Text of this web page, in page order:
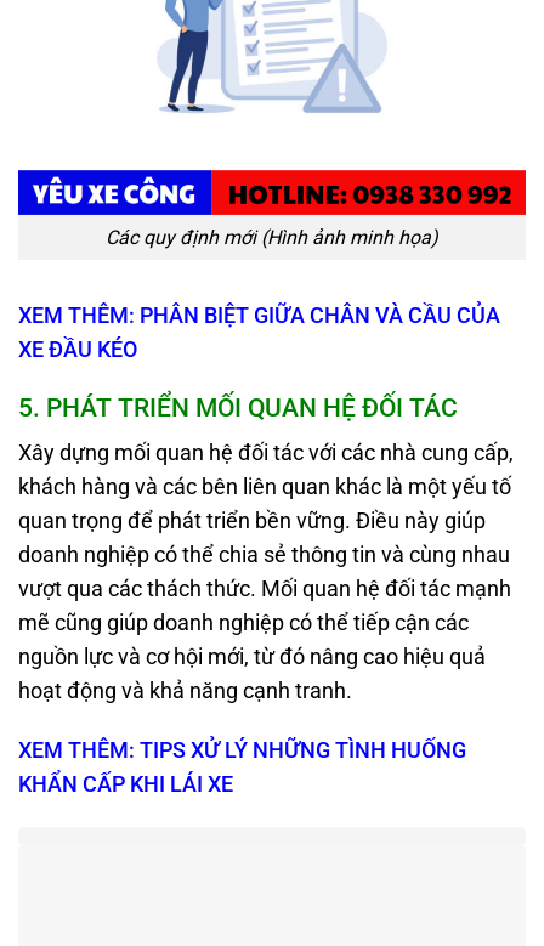
Các quy định mới (Hình ảnh minh họa)
XEM THÊM: PHÂN BIỆT GIỮA CHÂN VÀ CẦU CỦA
XE ĐẦU KÉO
5. PHÁT TRIỂN MỐI QUAN HỆ ĐỐI TÁC
Xây dựng mối quan hệ đối tác với các nhà cung cấp,
khách hàng và các bên liên quan khác là một yếu tố
quan trọng để phát triển bền vững. Điều này giúp
doanh nghiệp có thể chia sẻ thông tin và cùng nhau
vượt qua các thách thức. Mối quan hệ đối tác mạnh
mẽ cũng giúp doanh nghiệp có thể tiếp cận các
nguồn lực và cơ hội mới, từ đó nâng cao hiệu quả
hoạt động và khả năng cạnh tranh.
XEM THÊM: TIPS XỬ LÝ NHỮNG TÌNH HUỐNG
KHẨN CẤP KHI LÁI XE